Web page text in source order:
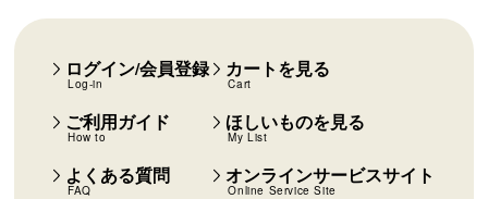
ログイン/会員登録
Log-in
カートを見る
Cart
ご利用ガイド
How to
ほしいものを見る
My List
よくある質問
FAQ
オンラインサービスサイト
Online Service Site